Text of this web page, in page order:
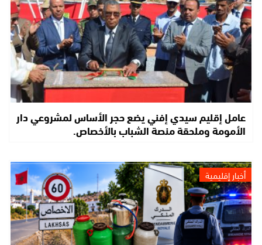
عامل إقليم سيدي إفني يضع حجر الأساس لمشروعي دار
الأمومة وملحقة منصة الشباب بالأخصاص.
أخبار إقليمية